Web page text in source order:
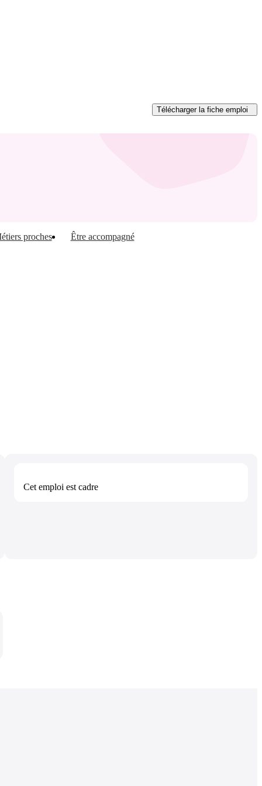
Télécharger la fiche emploi
proches Être accompagné
Cet emploi est cadre